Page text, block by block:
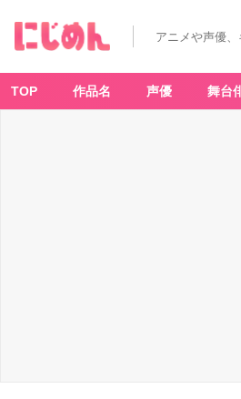
アニメや声優
TOP 作品名 声優 舞台